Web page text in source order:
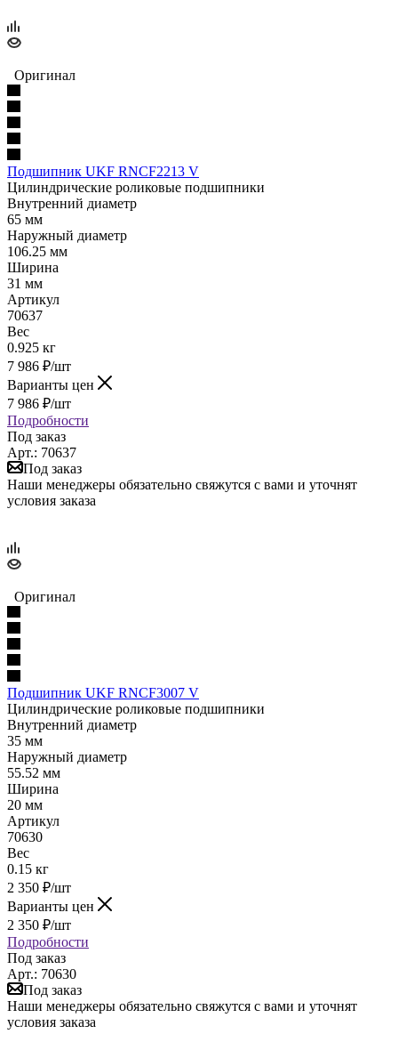
Оригинал
Подшипник UKF RNCF2213 V
Цилиндрические роликовые подшипники
Внутренний диаметр
65 мм
Наружный диаметр
106.25 мм
Ширина
31 мм
Артикул
70637
Вес
0.925 кг
7 986 ₽/шт
Варианты цен
7 986 ₽/шт
Подробности
Под заказ
Арт.: 70637
Под заказ
Наши менеджеры обязательно свяжутся с вами и уточнят
условия заказа
Оригинал
Подшипник UKF RNCF3007 V
Цилиндрические роликовые подшипники
Внутренний диаметр
35 мм
Наружный диаметр
55.52 мм
Ширина
20 мм
Артикул
70630
Вес
0.15 кг
2 350 ₽/шт
Варианты цен
2 350 ₽/шт
Подробности
Под заказ
Арт.: 70630
Под заказ
Наши менеджеры обязательно свяжутся с вами и уточнят
условия заказа